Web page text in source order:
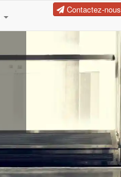
Contactez-nous